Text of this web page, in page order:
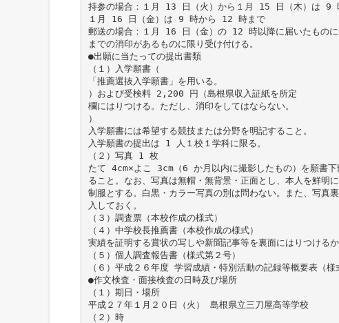
持参の場合：１月 13 日（火）から１月 15 日（木）は 9
１月 16 日（金）は 9 時から 12 時まで
郵送の場合：１月 16 日（金）の 12 時以降に届いたもの
までの消印があるものに限り受け付ける。
●出願に当たっての提出書類
（１）入学願書（
「推薦選抜入学願書」を用いる。
）および受検料 2,200 円（島根県収入証紙を所定
欄にはりつける。ただし、消印をしてはならない。
）
入学願書には希望する競技または分野を明記すること。
入学願書の提出は 1 人１校１学科に限る。
（２）写真 1 枚
たて 4cm×よこ 3cm（6 か月以内に撮影したもの）を願書下
ること。なお、写真は無帽・無背景・正面とし、本人を鮮明
制服とする。白黒・カラー写真の別は問わない。また、写真
入しておく。
（３）調査票（本校作成の様式）
（４）中学校長推薦書（本校作成の様式）
実績を証明する賞状の写しや新聞記事等を裏面にはりつけるか
（５）個人調査報告書（様式第２号）
（６）平成２６年度 学習成績・特別活動の記録等概要表（様
●作文検査・面接検査の日時及び場所
（１）期日・場所
平成２７年１月２０日（火） 島根県立三刀屋高等学校
（２）時